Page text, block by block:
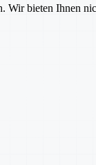
bieten Ihnen